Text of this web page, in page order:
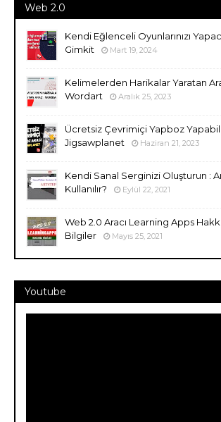
Web 2.0
Kendi Eğlenceli Oyunlarınızı
Gimkit
Mart 19, 2024
Kelimelerden Harikalar Yaratan
Wordart
Aralık 25, 2023
Ücretsiz Çevrimiçi Yapboz
Jigsawplanet
Haziran 21, 2023
Kendi Sanal Serginizi Oluşturun :
Kullanılır?
Eylül 22, 2021
Web 2.0 Aracı Learning Apps
Bilgiler
Mayıs 25, 2021
Youtube